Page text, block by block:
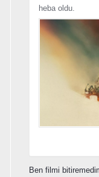
heba oldu.
Ben filmi